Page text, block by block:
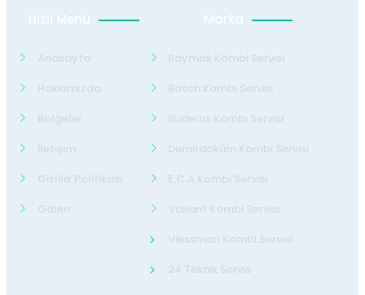
Hızlı Menü
Anasayfa
Hakkımızda
Bölgeler
İletişim
Gizlilik Politikası
Galeri
Marka
Baymak Kombi Servisi
Bosch Kombi Servisi
Buderus Kombi Servisi
Demirdöküm Kombi Servisi
E.C.A Kombi Servisi
Valiant Kombi Servisi
Viessman Kombi Servisi
24 Teknik Servis